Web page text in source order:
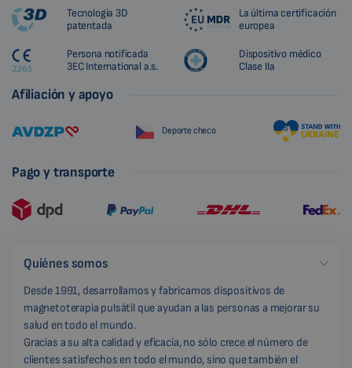
Tecnología 3D
patentada
La última certificación
europea
Persona notificada
3EC International a.s.
Dispositivo médico
Clase IIa
Afiliación y apoyo
Deporte checo
Pago y transporte
Quiénes somos
Desde 1991, desarrollamos y fabricamos dispositivos de
magnetoterapia pulsátil que ayudan a las personas a mejorar su
salud en todo el mundo.
Gracias a su alta calidad y eficacia, no sólo crece el número de
clientes satisfechos en todo el mundo, sino que también el